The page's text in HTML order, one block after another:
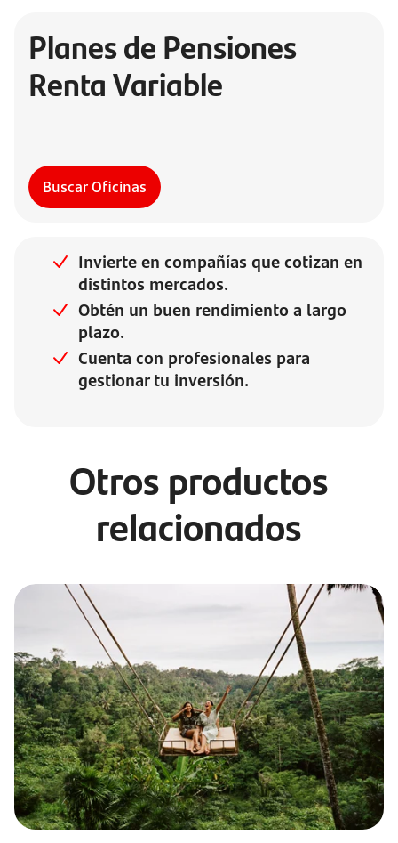
Planes de Pensiones
Renta Variable
Buscar Oficinas
Invierte en compañías que cotizan en
distintos mercados.
Obtén un buen rendimiento a largo
plazo.
Cuenta con profesionales para
gestionar tu inversión.
Otros productos
relacionados